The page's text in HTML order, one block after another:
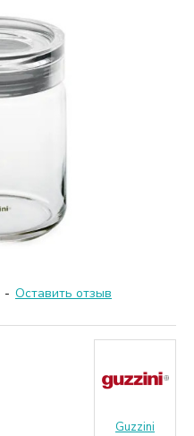
- Оставить отзыв
Guzzini